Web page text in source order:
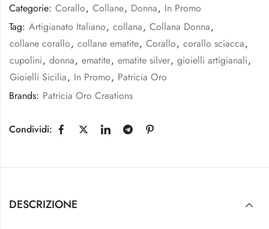
Categorie: Corallo, Collane, Donna, In Promo
Tag: Artigianato Italiano, collana, Collana Donna,
collane corallo, collane ematite, Corallo, corallo sciacca,
cupolini, donna, ematite, ematite silver, gioielli artigianali,
Gioielli Sicilia, In Promo, Patricia Oro
Brands: Patricia Oro Creations
Condividi:
DESCRIZIONE